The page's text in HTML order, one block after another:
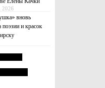
2026
вновь
поэзии и красок